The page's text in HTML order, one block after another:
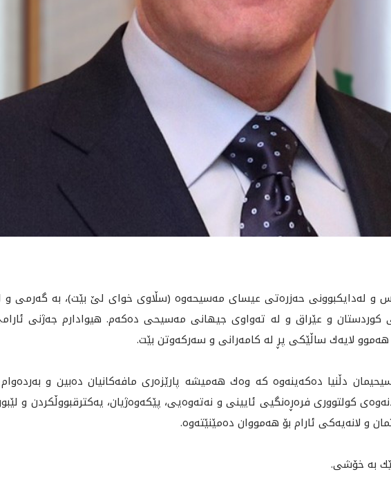
و له‌دايكبوونى حه‌زره‌تى عيساى مه‌سيحه‌وه‌ (سڵاوى خواى لێ بێت)، به‌ گه‌رمى و
كوردستان و عێراق و له‌ ته‌واوى جيهانى مه‌سيحى ده‌كه‌م. هيوادارم جه‌ژنى
لايه‌ك ساڵێكى پڕ له‌ كامه‌رانى و سه‌ركه‌وتن بێت.
دڵنيا ده‌كه‌ينه‌وه‌ كه‌ وه‌ك هه‌ميشه‌ پارێزه‌ری مافه‌كانيان ده‌بین و
كولتوورى فره‌ڕه‌نگيى ئايينى و نه‌ته‌وه‌يى، پێكه‌وه‌ژيان، يه‌كترقبووڵكردن و
و لانه‌يه‌كى ئارام بۆ هه‌مووان ده‌مێنێته‌وه‌.
به‌ خۆشى.